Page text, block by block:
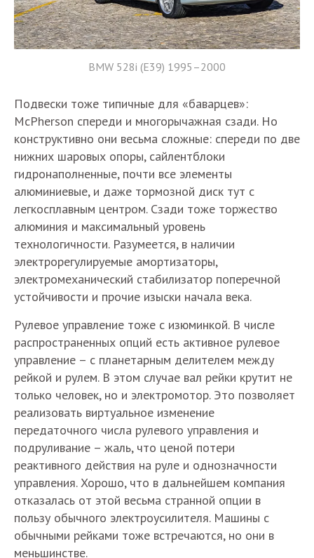
BMW 528i (E39) 1995–2000
Подвески тоже типичные для «баварцев»:
McPherson спереди и многорычажная сзади. Но
конструктивно они весьма сложные: спереди по две
нижних шаровых опоры, сайлентблоки
гидронаполненные, почти все элементы
алюминиевые, и даже тормозной диск тут с
легкосплавным центром. Сзади тоже торжество
алюминия и максимальный уровень
технологичности. Разумеется, в наличии
электрорегулируемые амортизаторы,
электромеханический стабилизатор поперечной
устойчивости и прочие изыски начала века.
Рулевое управление тоже с изюминкой. В числе
распространенных опций есть активное рулевое
управление – с планетарным делителем между
рейкой и рулем. В этом случае вал рейки крутит не
только человек, но и электромотор. Это позволяет
реализовать виртуальное изменение
передаточного числа рулевого управления и
подруливание – жаль, что ценой потери
реактивного действия на руле и однозначности
управления. Хорошо, что в дальнейшем компания
отказалась от этой весьма странной опции в
пользу обычного электроусилителя. Машины с
обычными рейками тоже встречаются, но они в
меньшинстве.